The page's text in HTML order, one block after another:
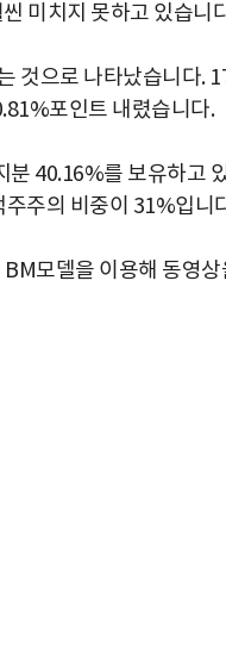
미치지 못하고 있습니
것으로 나타났습니다.
포인트 내렸습니다.
40.16%를 보유하고
주의 비중이 31%입니
모델을 이용해 동영